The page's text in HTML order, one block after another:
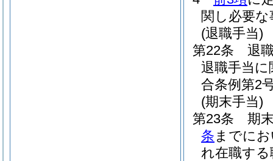
関し必要
(退職手当)
第22条
退
退職手当
合条例第2
(期末手当)
第23条
期
条 までに
れ在職す